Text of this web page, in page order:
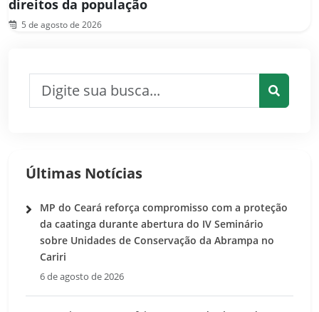
direitos da população
5 de agosto de 2026
Últimas Notícias
MP do Ceará reforça compromisso com a proteção
da caatinga durante abertura do IV Seminário
sobre Unidades de Conservação da Abrampa no
Cariri
6 de agosto de 2026